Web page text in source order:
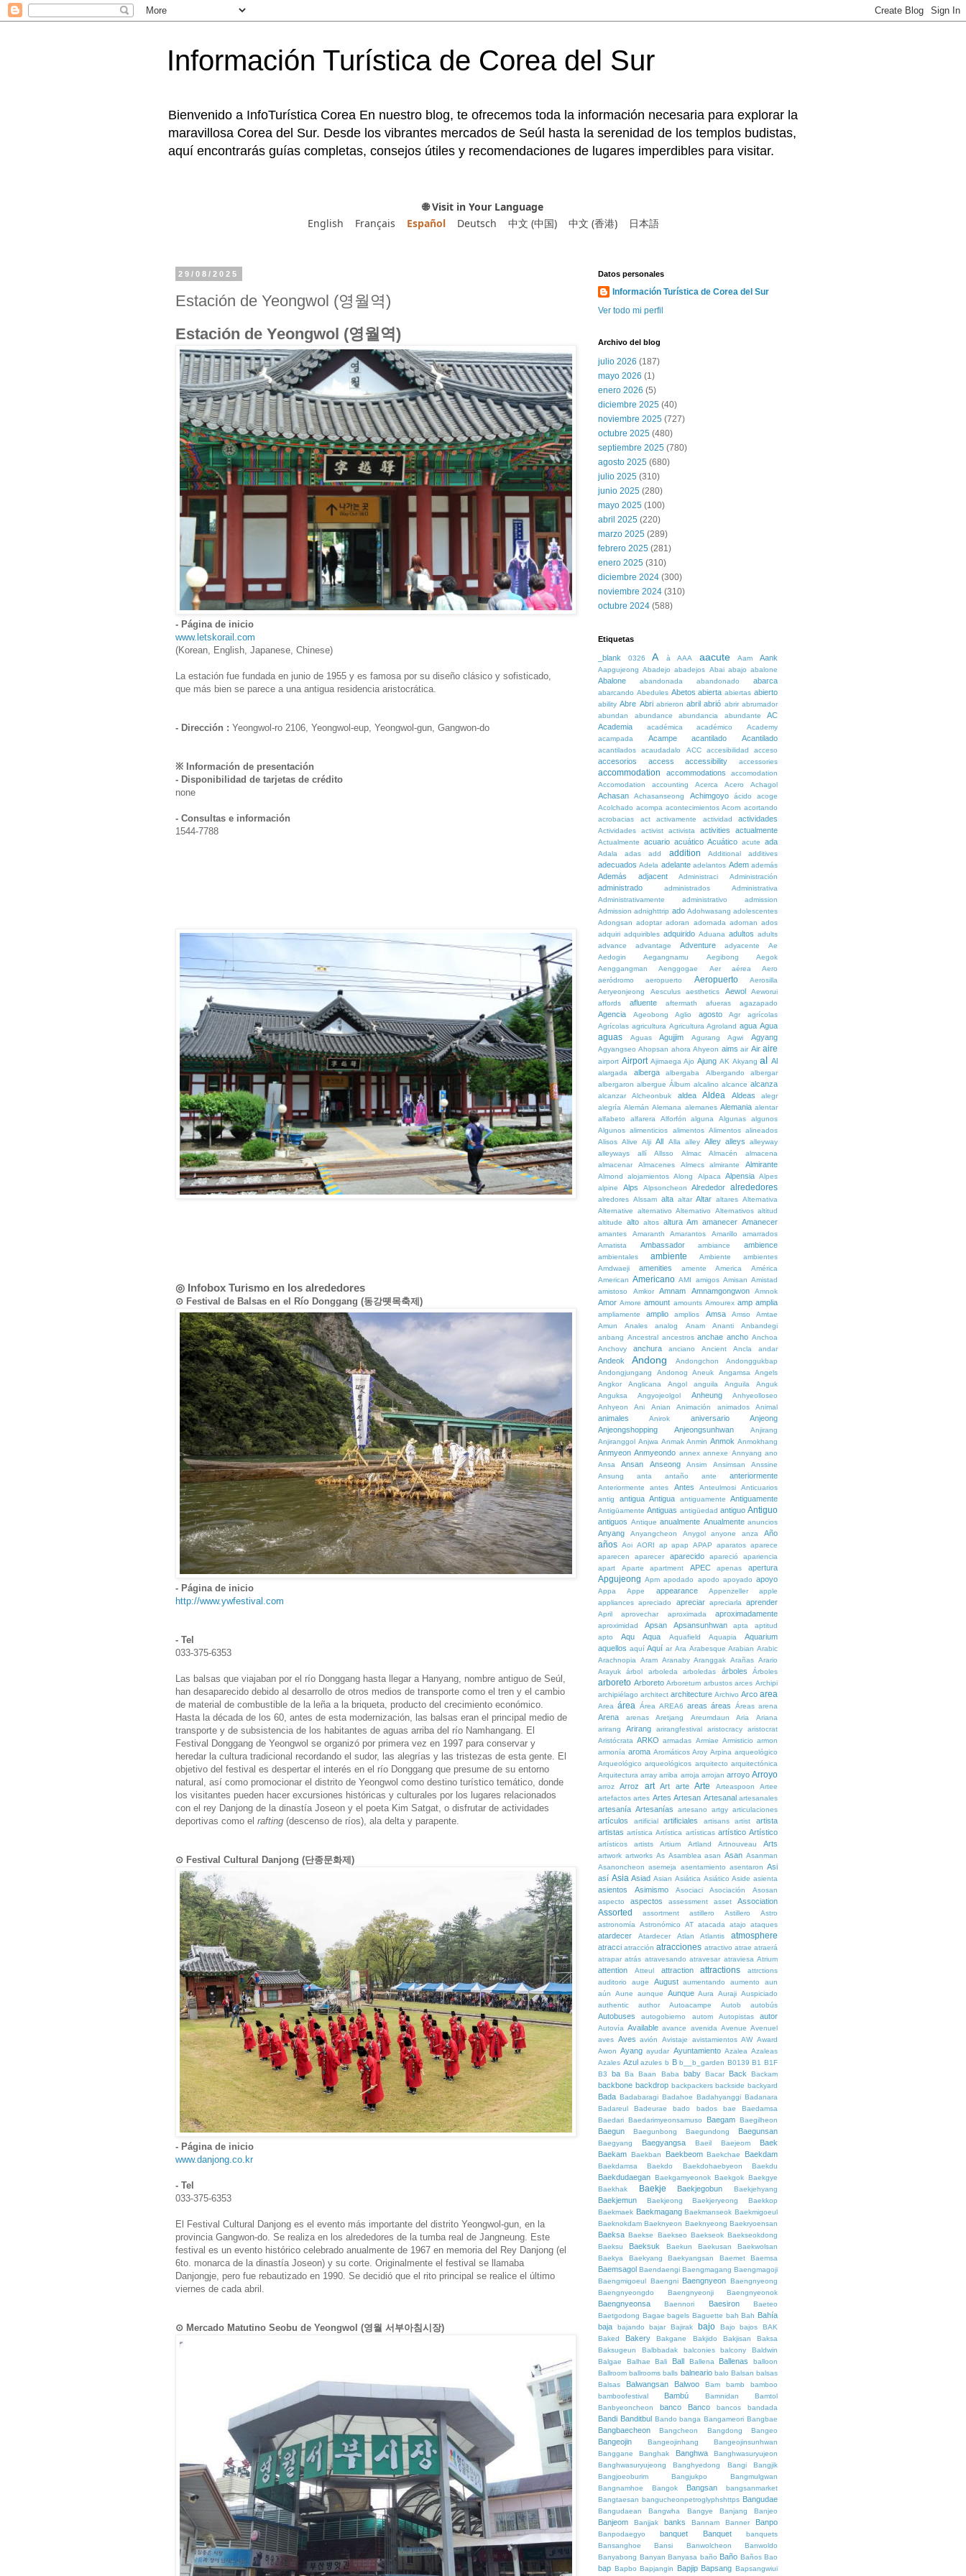
Información Turística de Corea del Sur
Bienvenido a InfoTurística Corea En nuestro blog, te ofrecemos toda la información necesaria para explorar la
maravillosa Corea del Sur. Desde los vibrantes mercados de Seúl hasta la serenidad de los templos budistas,
aquí encontrarás guías completas, consejos útiles y recomendaciones de lugares imperdibles para visitar.
🌐 Visit in Your Language
English
Français Español Deutsch 中文 (中国) 中文 (香港) 日本語
29/08/2025
Estación de Yeongwol (영월역)
Estación de Yeongwol (영월역)
- Página de inicio
www.letskorail.com
(Korean, English, Japanese, Chinese)
La estación fue fundada en junio de 1955 y es famosa por su diseño clásico y sofisticado,
que más bien se parece a una antigua residencia aristocrática.
- Dirección : Yeongwol-ro 2106, Yeongwol-eup, Yeongwol-gun, Gangwon-do
※ Información de presentación
- Disponibilidad de tarjetas de crédito
none
- Consultas e información
1544-7788
◎ Infobox Turismo en los alrededores
⊙ Festival de Balsas en el Río Donggang (동강뗏목축제)
- Página de inicio
http://www.ywfestival.com
- Tel
033-375-6353
Las balsas que viajaban por el río Donggang hasta llegar a Hanyang, nombre antiguo de Seúl,
han desaparecido debido al desarrollo de otros medios de transporte como el tren y el cambio
de material de combustible de la leña a la briqueta, producto del crecimiento económico.
Hasta la década de los 60, antes de esta modernización, las balsas eran el principal medio de
transporte y de subsistencia de los habitantes de aguas arriba del río Namhangang. El
Festival Donggang de Yeongwol se organizó por primera vez en 1997 para conservar y
heredar la cultura tradicional recordando el sudor, las alegrías y las tristezas de esta gente. El
objetivo del festival es despertar el interés en el río Donggang que presume de su entorno
natural, así como promocionar el distrito de Yeongwol como destino turístico temático, donde
los visitantes pueden hacer excursiones históricas y culturales por los lugares relacionados
con el rey Danjong de la dinastía Joseon y el poeta Kim Satgat, o disfrutar de actividades
deportivas como el rafting (descenso de ríos), ala delta y parapente.
⊙ Festival Cultural Danjong (단종문화제)
- Página de inicio
www.danjong.co.kr
- Tel
033-375-6353
El Festival Cultural Danjong es el evento más importante del distrito Yeongwol-gun, en la
provincia Gangwon-do. Se realiza en los alrededores de la tumba real de Jangneung. Este
festival es un evento histórico celebrado anualmente de 1967 en memoria del Rey Danjong (el
6to. monarca de la dinastía Joseon) y su corte. Originalmente el festival se llamaba
Danjongje, pero fue rebautizado en 1990. Se decidió que el rito principal se realice el último
viernes de cada abril.
⊙ Mercado Matutino Seobu de Yeongwol (영월 서부아침시장)
Datos personales
Información Turística de Corea del Sur
Ver todo mi perfil
Archivo del blog
julio 2026 (187)
mayo 2026 (1)
enero 2026 (5)
diciembre 2025 (40)
noviembre 2025 (727)
octubre 2025 (480)
septiembre 2025 (780)
agosto 2025 (680)
julio 2025 (310)
junio 2025 (280)
mayo 2025 (100)
abril 2025 (220)
marzo 2025 (289)
febrero 2025 (281)
enero 2025 (310)
diciembre 2024 (300)
noviembre 2024 (310)
octubre 2024 (588)
Etiquetas
_blank 0326 A à AAA aacute Aam Aank
Aapgujeong Abadejo abadejos Abai abajo abalone
Abalone abandonada abandonado abarca
abarcando Abedules Abetos abierta abiertas abierto
ability Abre Abri abrieron abril abrió abrir abrumador
abundan
abundance abundancia abundante
AC
Academia
académica académico
Academy
acampada
Acampe acantilado Acantilado
acantilados acaudadalo ACC accesibilidad acceso
accesorios access accessibility accessories
accommodation accommodations
accomodation
Accomodation
accounting Acerca Acero Achagol
Achasan Achasanseong Achimgoyo ácido
acoge
Acolchado acompa acontecimientos Acorn acortando
acrobacias
act activamente actividad actividades
Actividades activist activista activities actualmente
Actualmente acuario acuático Acuático acute ada
Adala adas add addition Additional additives
adecuados Adela adelante adelantos Adem además
Además adjacent Administraci Administración
administrado administrados
Administrativa
Administrativamente
administrativo
admission
Admission adnighttrip ado Adohwasang adolescentes
Adongsan adoptar adoran adornada adornan ados
adquiri adquiribles adquirido Aduana adultos adults
advance
advantage Adventure adyacente
Ae
Aedogin
Aegangnamu Aegibong
Aegok
Aenggangman
Aenggogae Aer aérea
Aero
aeródromo
aeropuerto Aeropuerto
Aerosilla
Aeryeonjeong
Aesculus aesthetics Aewol
Aeworui
affords
afluente aftermath afueras agazapado
Agencia Ageobong Aglio agosto Agr
agrícolas
Agrícolas agricultura Agricultura Agroland agua Agua
aguas Aguas Agujjim Agurang Agwi Agyang
Agyangseo Ahopsan ahora Ahyeon aims air Air aire
airport Airport Ajimaega Ajo Ajung AK Akyang al Al
alargada alberga albergaba Albergando
albergar
albergaron albergue Álbum alcalino alcance alcanza
alcanzar Alcheonbuk aldea Aldea Aldeas
alegr
alegría Alemán Alemana alemanes Alemania alentar
alfabeto
alfarera Alforfón alguna Algunas
algunos
Algunos alimenticios alimentos Alimentos alineados
Alisos Alive Alji All Alla alley Alley alleys
alleyway
alleyways
allí Allsso Almac Almacén
almacena
almacenar
Almacenes Almecs almirante Almirante
Almond alojamientos Along Alpaca Alpensia Alpes
alpine
Alps Alpsoncheon Alrededor alrededores
alredores Alssam alta altar Altar altares Alternativa
Alternative
alternativo Alternativo Alternativos altitud
altitude
alto altos altura Am amanecer Amanecer
amantes Amaranth Amarantos Amarillo
amarrados
Amatista
Ambassador ambiance ambience
ambientales ambiente Ambiente
ambientes
Amdwaeji
amenities amente America
América
American Americano AMI amigos Amisan Amistad
amistoso
Amkor Amnam Amnamgongwon Amnok
Amor Amore amount amounts Amourex amp amplia
ampliamente amplio amplios Amsa Amso
Amtae
Amun
Anales analog Anam Ananti
Anbandegi
anbang Ancestral ancestros anchae ancho Anchoa
Anchovy
anchura anciano Ancient Ancla andar
Andeok Andong Andongchon
Andonggukbap
Andongjungang
Andonog Aneuk Angamsa
Angels
Angkor
Anglicana Angol anguila Anguila
Anguk
Anguksa
Angyojeolgol Anheung
Anhyeolloseo
Anhyeon
Ani Anian Animación animados Animal
animales Anirok aniversario
Anjeong
Anjeongshopping
Anjeongsunhwan
Anjirang
Anjiranggol Anjwa Anmak Anmin Anmok Anmokhang
Anmyeon Anmyeondo annex annexe Annyang ano
Ansa
Ansan Anseong Ansim Ansimsan
Anssine
Ansung
anta antaño ante anteriormente
Anteriormente antes Antes Anteulmosi
Anticuarios
antig
antigua Antigua antiguamente Antiguamente
Antigüamente Antiguas antigüedad antiguo Antiguo
antiguos Antique anualmente Anualmente anuncios
Anyang Anyangcheon Anygol anyone anza Año
años Aoi AORI ap apap APAP aparatos aparece
aparecen
aparecer aparecido apareció
apariencia
apart
Aparte apartment APEC apenas apertura
Apgujeong Apm apodado apodo apoyado apoyo
Appa Appe appearance Appenzeller
apple
appliances apreciado apreciar apreciarla aprender
April aprovechar aproximada aproximadamente
aproximidad Apsan Apsansunhwan apta
aptitud
apto
Aqu Aqua Aquafield Aquapia
Aquarium
aquellos aquí Aquí ar Ara Arabesque Arabian Arabic
Arachnopia
Aram Aranaby Aranggak Arañas Arario
Arayuk
árbol arboleda arboledas árboles Árboles
arboreto Arboreto Arboretum arbustos arces Archipi
archipiélago architect architecture Archivo Arco area
Area área Área AREA6 areas áreas Áreas arena
Arena arenas Aretjang Areumdaun Aria
Ariana
arirang
Arirang arirangfestival aristocracy
aristocrat
Aristócrata ARKO armadas Armiae Armisticio armon
armonía aroma Aromáticos Aroy Arpina arqueológico
Arqueológico arqueológicos arquitecto arquitectónica
Arquitectura array arriba arroja arrojan arroyo Arroyo
arroz Arroz art Art arte Arte Arteaspoon
Artee
artefactos artes Artes Artesan Artesanal artesanales
artesanía Artesanías artesano artgy articulaciones
artículos artificial artificiales artisans artist
artista
artistas artística Artística artísticas artístico Artístico
artísticos artists Artium Artland Artnouveau Arts
artwork artworks As Asamblea asan Asan Asanman
Asanoncheon asemeja asentamiento asentaron Asi
así Asia Asiad Asian Asiática Asiático Aside asienta
asientos Asimismo Asociaci Asociación
Asosan
aspecto
aspectos assessment asset Association
Assorted assortment astillero Astillero
Astro
astronomía
Astronómico AT atacada atajo ataques
atardecer Atardecer Atlan Atlantis atmosphere
atracci atracción atracciones atractivo atrae atraerá
atrapar atrás atravesando atravesar atraviesa Atrium
attention Atteul attraction attractions
attrctions
auditorio
auge August aumentando aumento
aun
aún
Aune aunque Aunque Aura Auraji Auspiciado
authentic
author Autoacampe Autob autobús
Autobuses autogobierno autom Autopistas autor
Autovía Available avance avenida Avenue Avenuel
aves Aves avión Avistaje avistamientos AW Award
Awon Ayang ayudar Ayuntamiento Azalea Azaleas
Azales Azul azules b B b__b_garden B0139 B1 B1F
B3
ba Ba Baan Baba baby Bacar Back Backam
backbone backdrop backpackers backside backyard
Bada Badabaragi Badahoe Badahyanggi Badanara
Badareul
Badeurae bado bados bae
Baedamsa
Baedari Baedarimyeonsamuso Baegam Baegilheon
Baegun Baegunbong Baegundong Baegunsan
Baegyang Baegyangsa Baeil Baejeom
Baek
Baekam Baekban Baekbeom Baekchae Baekdam
Baekdamsa Baekdo Baekdohaebyeon Baekdu
Baekdudaegan Baekgamyeonok Baekgok Baekgye
Baekhak
Baekje Baekjegobun Baekjehyang
Baekjemun Baekjeong Baekjeryeong
Baekkop
Baekmaek Baekmagang Baekmanseok Baekmigoeul
Baeknokdam Baeknyeon Baeknyeong Baekryoensan
Baeksa Baekse Baekseo Baekseok Baekseokdong
Baeksu
Baeksuk Baekun Baekusan
Baekwolsan
Baekya
Baekyang Baekyangsan Baemet Baemsa
Baemsagol Baendaengi Baengmagang Baengmagoji
Baengmigoeul Baengni Baengnyeon Baengnyeong
Baengnyeongdo
Baengnyeonji Baengnyeonok
Baengnyeonsa Baennori Baesiron
Baeteo
Baetgodong Bagae bagels Baguette bah Bah Bahía
baja
bajando bajar Bajirak bajo Bajo bajos
BAK
Baked
Bakery Bakgane Bakjido Bakjisan
Baksa
Baksugeun
Balbbadak balconies balcony
Baldwin
Balgae
Balhae Bali Ball Ballena Ballenas
balloon
Ballroom ballrooms balls balneario balo Balsan balsas
Balsas
Balwangsan Balwoo Bam bamb
bamboo
bamboofestival
Bambú Bamnidan
Bamtol
Banbyeoncheon
banco Banco bancos bandada
Bandi Banditbul Bando banga Bangameori Bangbae
Bangbaecheon Bangcheon Bangdong Bangeo
Bangeojin Bangeojinhang
Bangeojinsunhwan
Banggane
Banghak Banghwa
Banghwasuryujeon
Banghwasuryujeong
Banghyedong Bangi
Bangjik
Bangjoeoburim
Bangjukpo
Bangmulgwan
Bangnamhoe
Bangok Bangsan
bangsanmarket
Bangtaesan bangucheonpetroglyphshttps Bangudae
Bangudaean Bangwha Bangye Banjang Banjeo
Banjeom Banjjak banks Bannam Banner Banpo
Banpodaegyo banquet Banquet
banquets
Bansanghoe
Bansi Banwolcheon
Banwoldo
Banyabong Banyan Banyasa baño Baño Baños Bao
bap Bapbo Bapjangin Bapjip Bapsang Bapsangwiui